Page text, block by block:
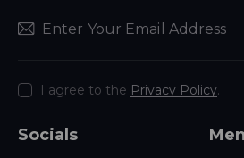
I agree to the Privacy Policy.
Socials